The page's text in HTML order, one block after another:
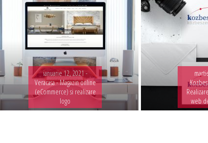
ianuarie 12, 2021 -
Veracasa - Magazin online
(eCommerce) si realizare
logo
web